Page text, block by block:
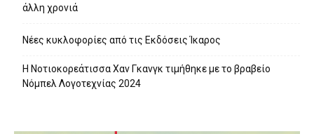
άλλη χρονιά
Νέες κυκλοφορίες από τις Εκδόσεις Ίκαρος
Η Νοτιοκορεάτισσα Χαν Γκανγκ τιμήθηκε με το βραβείο
Νόμπελ Λογοτεχνίας 2024